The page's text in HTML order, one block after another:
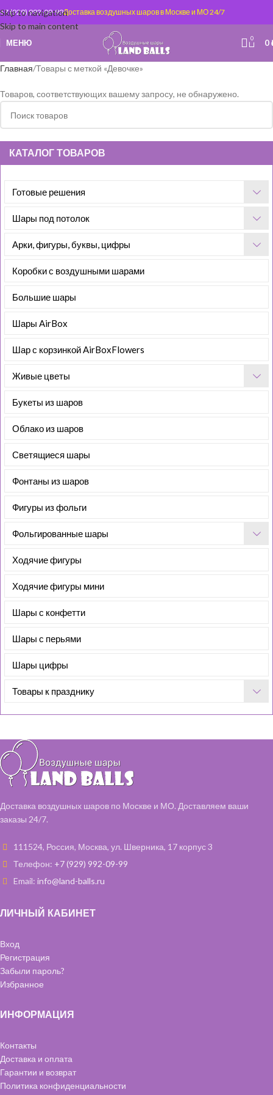
Skip to navigation
Skip to main content
+7 (929) 992-09-99Доставка воздушных шаров в Москве и МО 24/7
МЕНЮ 0 0
КАТАЛОГ ТОВАРОВ
Готовые решения
Шары под потолок
Арки, фигуры, буквы, цифры
Коробки с воздушными шарами
Большие шары
Шары AirBox
Шар с корзинкой AirBoxFlowers
Живые цветы
Букеты из шаров
Облако из шаров
Светящиеся шары
Фонтаны из шаров
Фигуры из фольги
Фольгированные шары
Ходячие фигуры
Ходячие фигуры мини
Шары с конфетти
Шары с перьями
Шары цифры
Товары к празднику
Главная Товары с меткой «Девочке»
Товаров, соответствующих вашему запросу, не обнаружено.
Доставка воздушных шаров по Москве и МО. Доставляем ваши
заказы 24/7.
111524, Россия, Москва, ул. Шверника, 17 корпус 3
Телефон: +7 (929) 992-09-99
Email: info@land-balls.ru
ЛИЧНЫЙ КАБИНЕТ
Вход
Регистрация
Забыли пароль?
Избранное
ИНФОРМАЦИЯ
Контакты
Доставка и оплата
Гарантии и возврат
Политика конфиденциальности